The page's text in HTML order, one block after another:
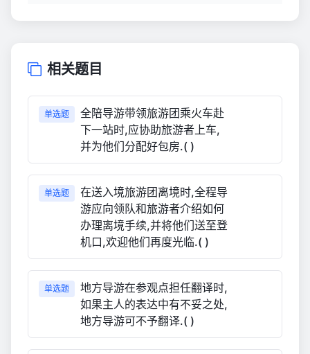
相关题目
单选题
全陪导游带领旅游团乘火车赴
下一站时,应协助旅游者上车,
并为他们分配好包房.( )
单选题
在送入境旅游团离境时,全程导
游应向领队和旅游者介绍如何
办理离境手续,并将他们送至登
机口,欢迎他们再度光临.( )
单选题
地方导游在参观点担任翻译时,
如果主人的表达中有不妥之处,
地方导游可不予翻译.( )